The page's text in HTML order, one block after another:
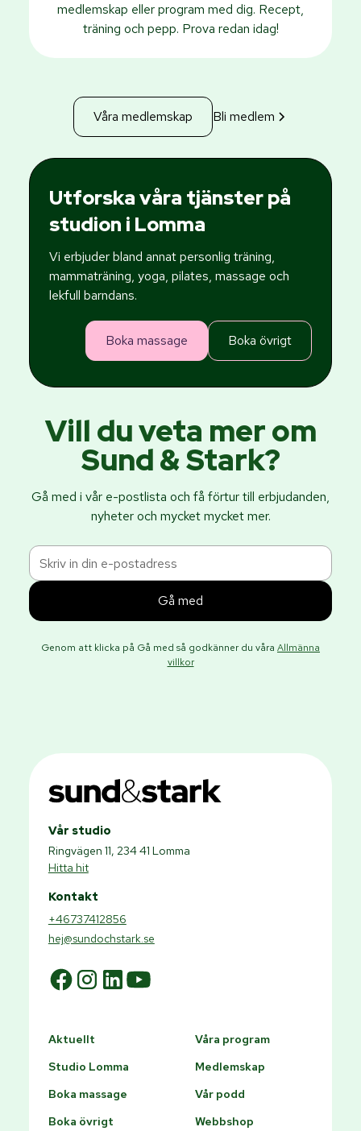
medlemskap eller program med dig. Recept,
träning och pepp. Prova redan idag!
Våra medlemskap Bli medlem
Utforska våra tjänster på
studion i Lomma
Vi erbjuder bland annat personlig träning,
mammaträning, yoga, pilates, massage och
lekfull barndans.
Boka massage Boka övrigt
Vill du veta mer om
Sund & Stark?
Gå med i vår e-postlista och få förtur till erbjudanden,
nyheter och mycket mycket mer.
Genom att klicka på Gå med så godkänner du våra Allmänna
villkor
Vår studio
Ringvägen 11, 234 41 Lomma
Hitta hit
Kontakt
+46737412856
hej@sundochstark.se
Aktuellt
Våra program
Studio Lomma
Medlemskap
Boka massage
Vår podd
Boka övrigt
Webbshop